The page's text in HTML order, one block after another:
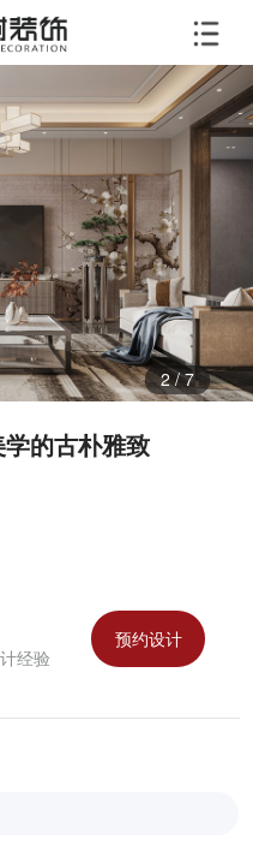
3/7
的古朴雅致
经验
预约设计